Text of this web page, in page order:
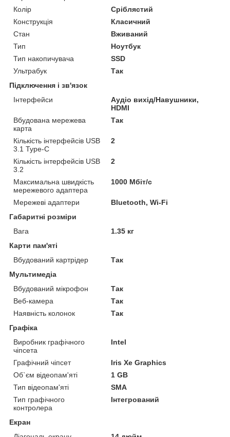
Колір
Сріблястий
Конструкція
Класичний
Стан
Вживаний
Тип
Ноутбук
Тип накопичувача
SSD
Ультрабук
Так
Підключення і зв'язок
Інтерфейси
Аудіо вихід/Навушники,
HDMI
Вбудована мережева
карта
Так
Кількість інтерфейсів USB
3.1 Type-C
2
Кількість інтерфейсів USB
3.2
2
Максимальна швидкість
мережевого адаптера
1000 Мбіт/с
Мережеві адаптери
Bluetooth, Wi-Fi
Габаритні розміри
Вага
1.35 кг
Карти пам'яті
Вбудований картрідер
Так
Мультимедіа
Вбудований мікрофон
Так
Веб-камера
Так
Наявність колонок
Так
Графіка
Виробник графічного
чіпсета
Intel
Графічний чіпсет
Iris Xe Graphics
Об`єм відеопам'яті
1 GB
Тип відеопам'яті
SMA
Тип графічного
контролера
Інтегрований
Екран